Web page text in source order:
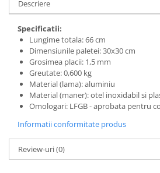
UZ GOSPODĂRESC
ȘEMINEE ȘI ÎNCĂLZITOARE DE
TERASĂ
Descriere
Specificatii:
Lungime totala: 66 cm
Dimensiunile paletei: 30x30 cm
Grosimea placii: 1,5 mm
Greutate: 0,600 kg
Material (lama): aluminiu
Material (maner): otel inoxidabil si
Omologari: LFGB - aprobata pentru
Informatii conformitate produs
Review-uri(0)